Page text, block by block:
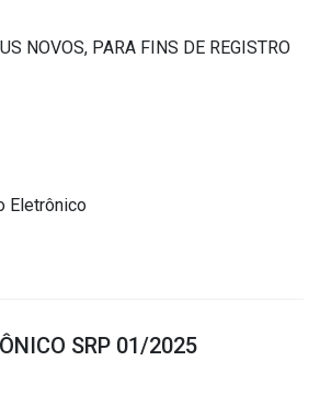
NOVOS, PARA FINS DE REGISTRO
Eletrônico
SRP 01/2025